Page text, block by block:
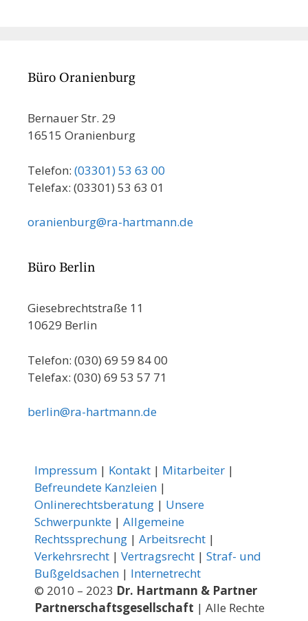
Büro Oranienburg
Bernauer Str. 29
16515 Oranienburg
Telefon: (03301) 53 63 00
Telefax: (03301) 53 63 01
oranienburg@ra-hartmann.de
Büro Berlin
Giesebrechtstraße 11
10629 Berlin
Telefon: (030) 69 59 84 00
Telefax: (030) 69 53 57 71
berlin@ra-hartmann.de
Impressum | Kontakt | Mitarbeiter |
Befreundete Kanzleien |
Onlinerechtsberatung | Unsere
Schwerpunkte | Allgemeine
Rechtssprechung | Arbeitsrecht |
Verkehrsrecht | Vertragsrecht | Straf- und
Bußgeldsachen | Internetrecht
© 2010 – 2023 Dr. Hartmann & Partner
Partnerschaftsgesellschaft | Alle Rechte